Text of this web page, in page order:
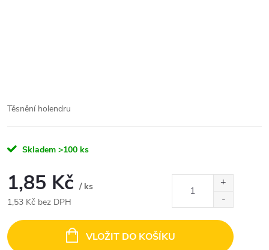
Těsnění holendru
Skladem >100 ks
1,85 Kč / ks
1,53 Kč bez DPH
cena:
VLOŽIT DO KOŠÍKU